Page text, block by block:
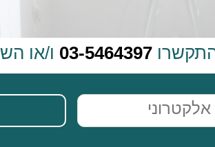
03-5464397 ו/או
Email